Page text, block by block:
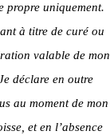
propre uniquement.
à titre de curé ou
valable de mon
déclare en outre
au moment de mon
et en l’absence